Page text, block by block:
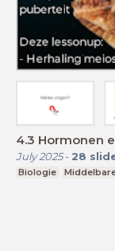
4.3 Hormonen
July 2025- 28
Biologie